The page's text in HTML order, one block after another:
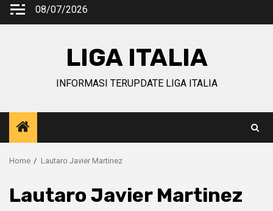
Skip
08/07/2026
LIGA ITALIA
INFORMASI TERUPDATE LIGA ITALIA
Home Lautaro Javier Martinez
Lautaro Javier Martinez